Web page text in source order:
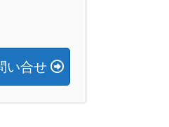
い合せ